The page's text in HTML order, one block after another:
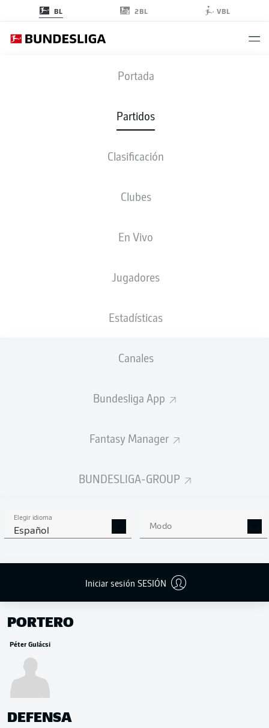
BL 2BL VBL
Portada
Partidos
Clasificación
Clubes
En Vivo
Jugadores
Estadísticas
Canales
Bundesliga App
Fantasy Manager
BUNDESLIGA-GROUP
Elegir idioma
Español Modo
Iniciar sesión SESIÓN
RBL - TSG
3 1
ALINEACIONES ESTADÍSTICAS
Janis Blaswich
Amadou Haidara
Xaver Schlager
PORTERO
Péter Gulácsi
DEFENSA